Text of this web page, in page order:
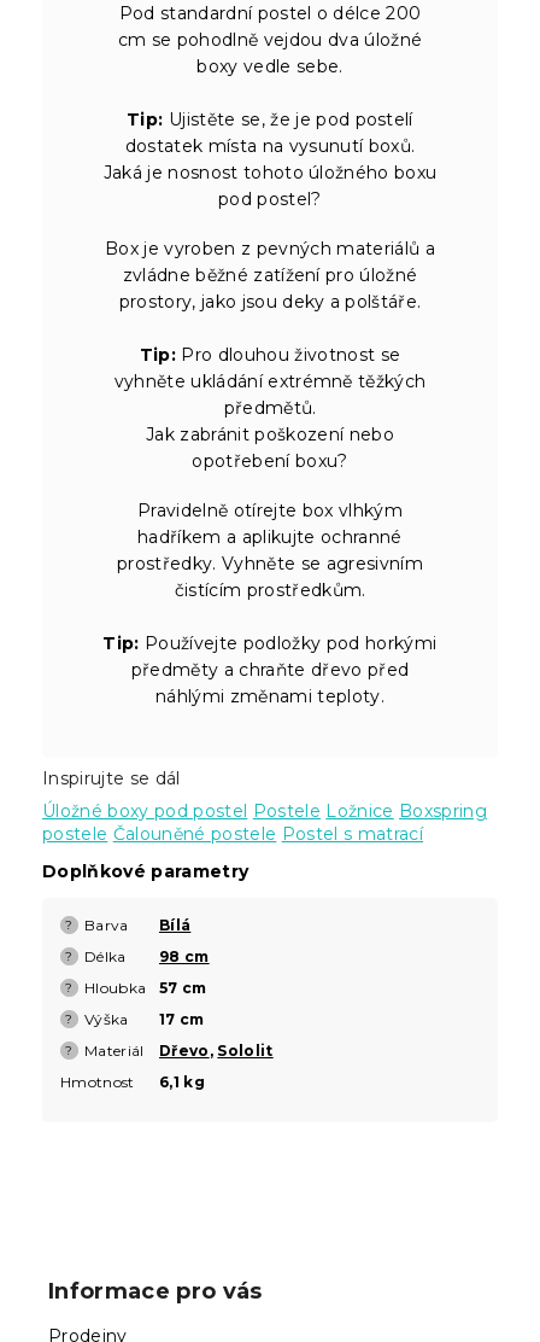
Pod standardní postel o délce 200
cm se pohodlně vejdou dva úložné
boxy vedle sebe.
Tip: Ujistěte se, že je pod postelí
dostatek místa na vysunutí boxů.
Jaká je nosnost tohoto úložného boxu
pod postel?
Box je vyroben z pevných materiálů a
zvládne běžné zatížení pro úložné
prostory, jako jsou deky a polštáře.
Tip: Pro dlouhou životnost se
vyhněte ukládání extrémně těžkých
předmětů.
Jak zabránit poškození nebo
opotřebení boxu?
Pravidelně otírejte box vlhkým
hadříkem a aplikujte ochranné
prostředky. Vyhněte se agresivním
čistícím prostředkům.
Tip: Používejte podložky pod horkými
předměty a chraňte dřevo před
náhlými změnami teploty.
Inspirujte se dál
Úložné boxy pod postel Postele Ložnice Boxspring
postele Čalouněné postele Postel s matrací
Doplňkové parametry
? Barva Bílá
? Délka 98 cm
? Hloubka 57 cm
? Výška 17 cm
? Materiál Dřevo , Sololit
Hmotnost
6,1 kg
Informace pro vás
Prodejny